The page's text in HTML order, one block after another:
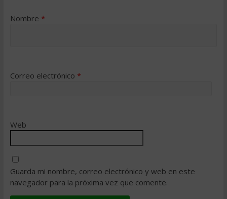
Nombre *
Correo electrónico *
Web
Guarda mi nombre, correo electrónico y web en este
navegador para la próxima vez que comente.